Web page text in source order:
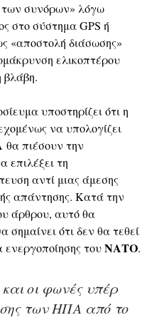
συνόρων» λόγω
στο σύστημα GPS ή
«αποστολή διάσωσης»
ελικοπτέρου
βλάβη.
υποστηρίζει ότι η
να υπολογίζει
θα πιέσουν την
επιλέξει τη
αντί μιας άμεσης
απάντησης. Κατά την
άρθρου, αυτό θα
σημαίνει ότι δεν θα τεθεί
του ΝΑΤΟ.
οι φωνές υπέρ
των ΗΠΑ από το